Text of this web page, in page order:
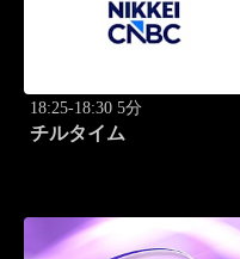
18:25-18:30 5分
チルタイム